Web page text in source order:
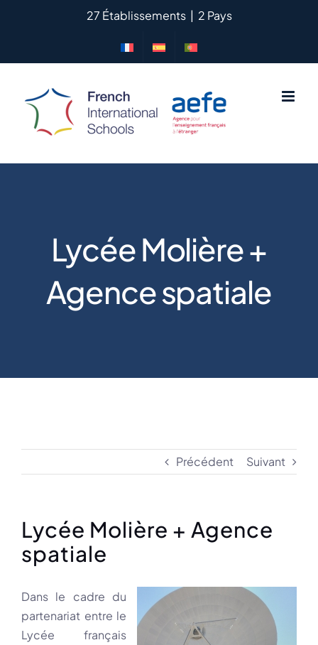
27 Établissements | 2 Pays
Lycée Molière +
Agence spatiale
Précédent Suivant
Lycée Molière + Agence
spatiale
Dans le cadre du
partenariat entre le
Lycée français